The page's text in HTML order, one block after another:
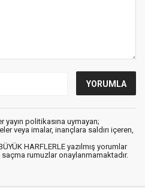
yayın politikasına uymayan;
veya imalar, inançlara saldırı içeren,
HARFLERLE yazılmış yorumlar
saçma rumuzlar onaylanmamaktadır.